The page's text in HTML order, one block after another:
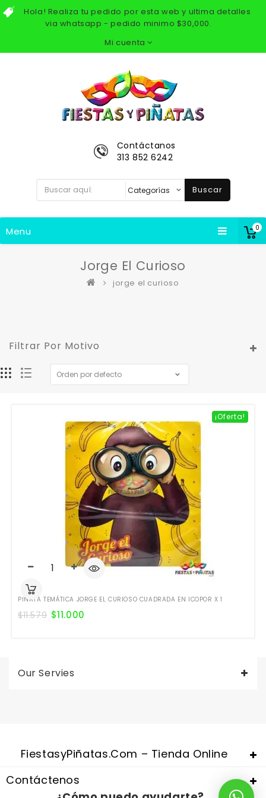
Hola! Realiza tu pedido por esta web y ultima detalles
via whatsapp - pedido minimo $30,000.
Mi cuenta
0
Contáctanos
313 852 6242
Buscar
Menu
Jorge El Curioso
jorge el curioso
Filtrar Por Motivo
¡Oferta!
PIÑATA TEMÁTICA JORGE EL CURIOSO CUADRADA EN ICOPOR X 1
$11.579 $11.000
Our Servies
FiestasyPiñatas.com – Tienda Online
Contáctenos